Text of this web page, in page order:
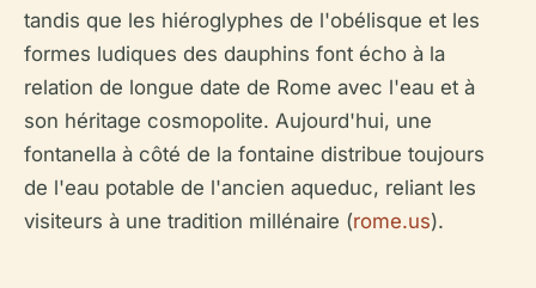
tandis que les hiéroglyphes de l'obélisque et les
formes ludiques des dauphins font écho à la
relation de longue date de Rome avec l'eau et à
son héritage cosmopolite. Aujourd'hui, une
fontanella à côté de la fontaine distribue toujours
de l'eau potable de l'ancien aqueduc, reliant les
visiteurs à une tradition millénaire (rome.us).